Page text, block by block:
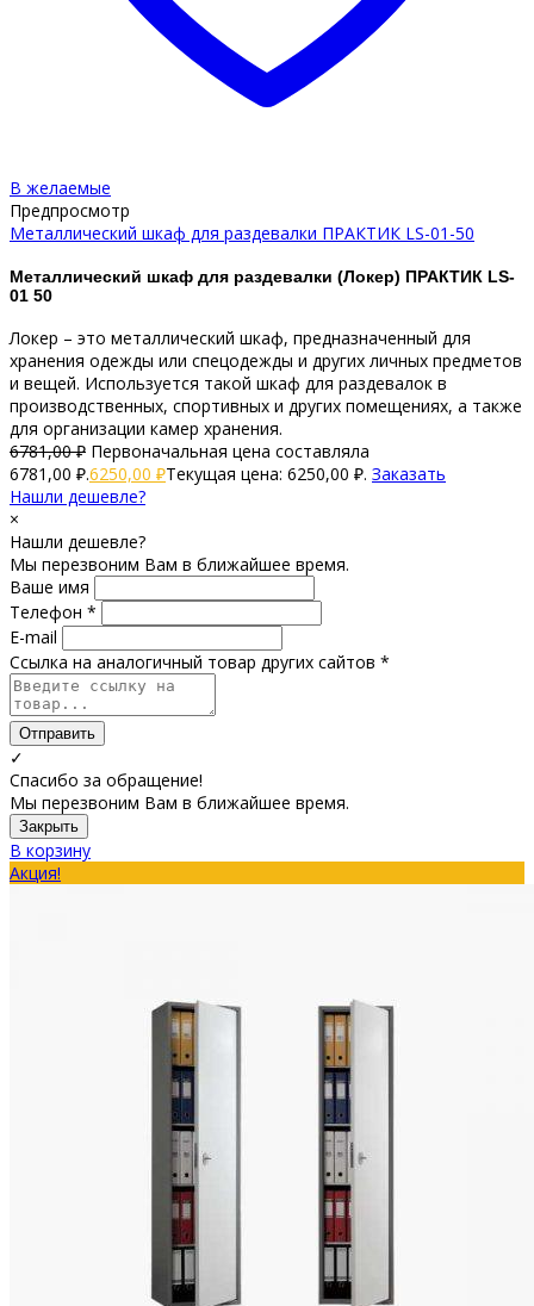
В желаемые
Предпросмотр
Металлический шкаф для раздевалки ПРАКТИК LS-01-50
Металлический шкаф для раздевалки (Локер) ПРАКТИК LS-
01 50
Локер – это металлический шкаф, предназначенный для
хранения одежды или спецодежды и других личных предметов
и вещей. Используется такой шкаф для раздевалок в
производственных, спортивных и других помещениях, а также
для организации камер хранения.
6781,00₽ Первоначальная цена составляла
6781,00 ₽.6250,00 ₽Текущая цена: 6250,00 ₽. Заказать
Нашли дешевле?
×
Нашли дешевле?
Мы перезвоним Вам в ближайшее время.
Ваше имя
Телефон *
E-mail
Ссылка на аналогичный товар других сайтов *
Отправить
✓
Спасибо за обращение!
Мы перезвоним Вам в ближайшее время.
Закрыть
В корзину
Акция!